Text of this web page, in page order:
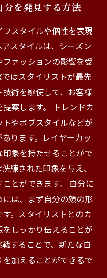
分を発見する方法
スタイルや個性を表現
スタイルは、シーズン
ァッションの影響を受
はスタイリストが最先
術を駆使して、お客様
案します。 トレンドカ
やボブスタイルなどが
ります。レイヤーカッ
象を持たせることがで
練された印象を与え、
とができます。 自分に
は、まず自分の顔の形
。スタイリストとのカ
しっかり伝えることが
することで、新たな自
加えることができるで